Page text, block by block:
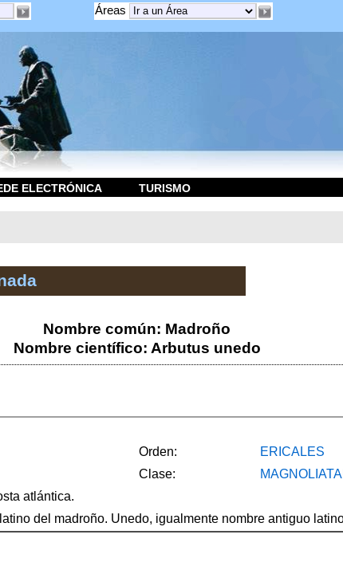
Áreas
ELECTRÓNICA TURISMO
Nombre común: Madroño
Nombre científico: Arbutus unedo
Orden:
ERICALES
Clase:
atlántica.
del madroño. Unedo, igualmente nombre antiguo